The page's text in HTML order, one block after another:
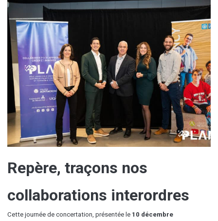
Repère, traçons nos
collaborations interordres
Cette journée de concertation, présentée le 10 décembre